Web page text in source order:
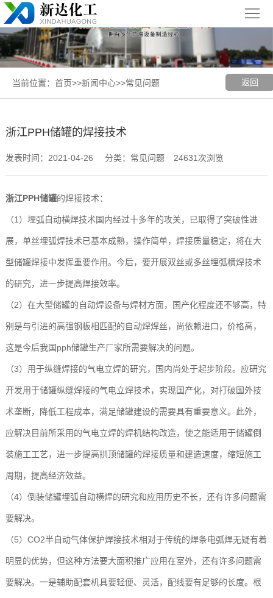
页
关
于
我
们
新
闻
中
心
聚丙烯
（PP）
设备
PPH
设备
聚
复
合
玻
钢
设备
例
展
浙
江
系
我
返回
当前位置： 首页>>新闻中心>>常见问题
浙江PPH储罐的焊接技术
发表时间：2021-04-26 分类：常见问题 24631次浏览
浙江PPH储罐的焊接技术：
（1）埋弧自动横焊技术国内经过十多年的攻关，已取得了突破性进
展，单丝埋弧焊技术已基本成熟，操作简单，焊接质量稳定，将在大
型储罐焊接中发挥重要作用。今后，要开展双丝或多丝埋弧横焊技术
的研究，进一步提高焊接效率。
（2）在大型储罐的自动焊设备与焊材方面，国产化程度还不够高，特
别是与引进的高强钢板相匹配的自动焊焊丝，尚依赖进口，价格高，
这是今后我国pph储罐生产厂家所需要解决的问题。
（3）用于纵缝焊接的气电立焊的研究，国内尚处于起步阶段。应研究
开发用于储罐纵缝焊接的气电立焊技术，实现国产化，对打破国外技
术垄断，降低工程成本，满足储罐建设的需要具有重要意义。此外，
应解决目前所采用的气电立焊的焊机结构改造，使之能适用于储罐倒
装施工工艺，进一步提高拱顶储罐的焊接质量和建造速度，缩短施工
周期，提高经济效益。
（4）倒装储罐埋弧自动横焊的研究和应用历史不长，还有许多问题需
要解决。
（5）CO2半自动气体保护焊接技术相对于传统的焊条电弧焊无疑有着
明显的优势，但这种方法要大面积推广应用在室外，还有许多问题需
要解决。一是辅助配套机具要轻便、灵活，配线要有足够的长度。根